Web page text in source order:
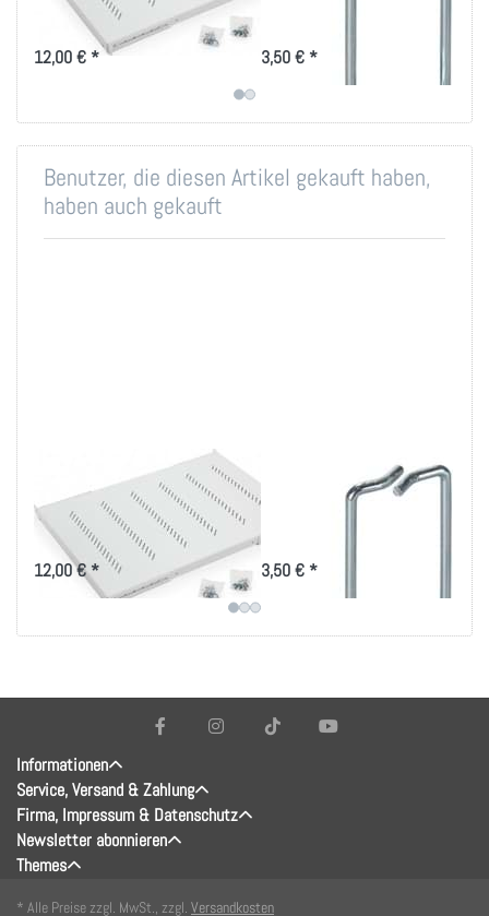
Ablage-Tablar 150 bis 950mm
Tiefe für 19 Zoll IT-Schränke
12,00 € * 3,50 € *
Benutzer, die diesen Artikel gekauft haben,
haben auch gekauft
19 Zoll Fachboden
bis 80kg Belastung
in versch. Tiefen
12,00 € *
Rangierbügel
40x80mm, vertikale
3,50 € *
Informationen
Service, Versand & Zahlung
Firma, Impressum & Datenschutz
Newsletter abonnieren
Themes
* Alle Preise zzgl. MwSt., zzgl. Versandkosten